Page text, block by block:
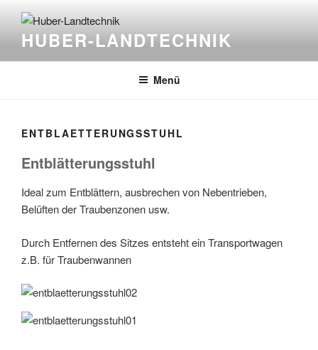
Inhalt
springen
HUBER-LANDTECHNIK
Menü
ENTBLAETTERUNGSSTUHL
Entblätterungsstuhl
Ideal zum Entblättern, ausbrechen von Nebentrieben,
Belüften der Traubenzonen usw.
Durch Entfernen des Sitzes entsteht ein Transportwagen
z.B. für Traubenwannen